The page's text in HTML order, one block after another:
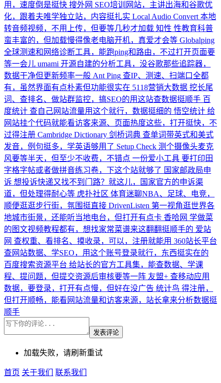
用，速度倒是挺快 搜外网 SEO培训网站，主讲出海和谷歌优
化，跟着夫唯学独立站，内容挺扎实 Local Audio Convert 本地
转音频视频，不用上传，但要等几秒才加载 知性 性教育科普
蛮丰富的，但加载慢得像老电脑开机，真爱才会等 Globalping
全球测速和网络诊断工具，能跑ping和路由，不过打开页面要
等一会儿 umami 开源自建的分析工具，没谷歌那些追踪器，
数据干净但更新频率一般 Ant Ping 查IP、测速、扫端口全都
有，虽然界面有点朴素但功能很实在 5118营销大数据 挖长尾
词、查排名、做站群监控，搞SEO的用这站查数据挺顺手 百
度统计 查自己网站流量用这个就行，数据挺细的 悟空统计 给
网站挂个代码就能看访客来源、页面热度这些，打开挺快，不
过得注册 Cambridge Dictionary 剑桥词典 查单词带英式和美式
发音，例句挺多，学英语够用了 Setup Check 测个摄像头麦克
风要等半天，但至少不收费，不错点 一份爱小工具 要打印田
字格字帖或者做拼音练习卷，下这个站就够了 国家邮政局申
诉 想投诉快递又找不到门路？就这儿，国家官方的申诉渠
道，但处理得耐心等 虎扑社区 体育迷聊NBA、足球、电竞，
顺便逛逛步行街，氛围挺直接 DrivenListen 第一视角逛世界各
地城市街景，还能听当地电台，但打开有点卡 香哈网 学做菜
的图文视频教程都有，想找家常菜谱来这翻翻挺顺手的 爱站
网 查权重、看排名、摸收录，可以，注册就能用 360站长平台
查网站数据、学SEO，用这个账号登录就行，东西挺实在的
百度搜索资源平台 给站长的官方工具集，能查数据、学课
程、提问题，但提交资源后审核要等一阵 友盟+ 查移动应用
数据，要登录，打开有点慢，但好在没广告 统计鸟 得注册，
但打开顺畅，能看网站流量和访客来源，站长拿来分析数据挺
顺手
发表评论
加载失败，请刷新重试
首页 关于我们 联系我们